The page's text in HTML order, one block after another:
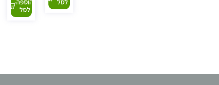
לסל
הוספה
לסל